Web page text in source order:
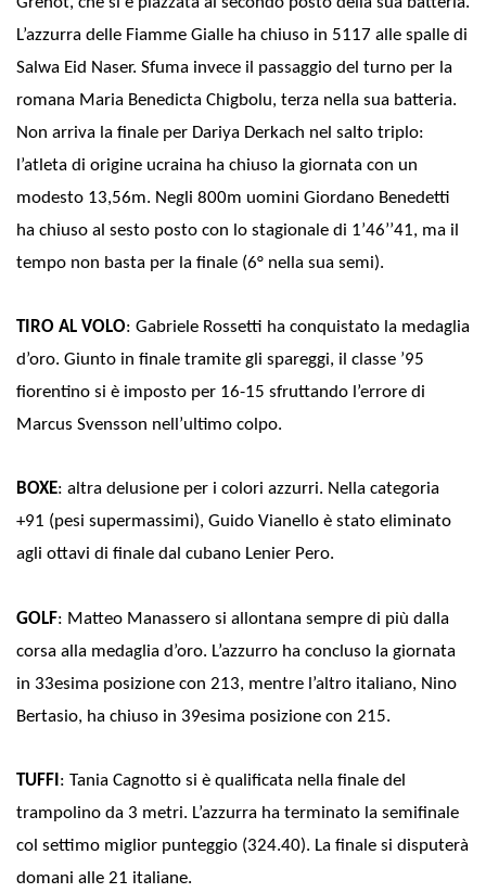
L’azzurra delle Fiamme Gialle ha chiuso in 5117 alle spalle di
Salwa Eid Naser. Sfuma invece il passaggio del turno per la
romana Maria Benedicta Chigbolu, terza nella sua batteria.
Non arriva la finale per Dariya Derkach nel salto triplo:
l’atleta di origine ucraina ha chiuso la giornata con un
modesto 13,56m. Negli 800m uomini Giordano Benedetti
ha chiuso al sesto posto con lo stagionale di 1’46’’41, ma il
tempo non basta per la finale (6° nella sua semi).
TIRO AL VOLO: Gabriele Rossetti ha conquistato la medaglia
d’oro. Giunto in finale tramite gli spareggi, il classe ’95
fiorentino si è imposto per 16-15 sfruttando l’errore di
Marcus Svensson nell’ultimo colpo.
BOXE: altra delusione per i colori azzurri. Nella categoria
+91 (pesi supermassimi), Guido Vianello è stato eliminato
agli ottavi di finale dal cubano Lenier Pero.
GOLF: Matteo Manassero si allontana sempre di più dalla
corsa alla medaglia d’oro. L’azzurro ha concluso la giornata
in 33esima posizione con 213, mentre l’altro italiano, Nino
Bertasio, ha chiuso in 39esima posizione con 215.
TUFFI : Tania Cagnotto si è qualificata nella finale del
trampolino da 3 metri. L’azzurra ha terminato la semifinale
col settimo miglior punteggio (324.40). La finale si disputerà
domani alle 21 italiane.